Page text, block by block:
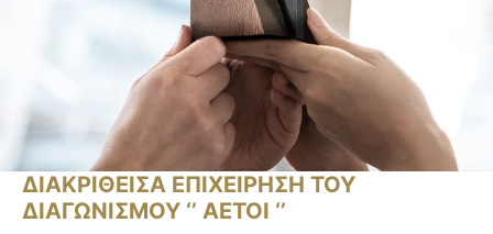
ΔΙΑΚΡΙΘΕΙΣΑ ΕΠΙΧΕΙΡΗΣΗ ΤΟΥ
ΔΙΑΓΩΝΙΣΜΟΥ ‘’ ΑΕΤΟΙ ‘’